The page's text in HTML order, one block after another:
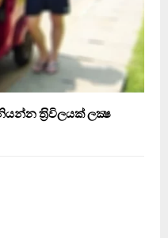
ත‍්‍රිවිලයක් ලක්‍ෂ